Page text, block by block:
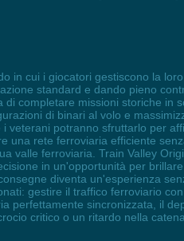
in cui i giocatori gestiscono la
standard e dando pieno
completare missioni storiche in
di binari al volo e
potranno sfruttarlo per
rete ferroviaria efficiente
valle ferroviaria. Train Valley
in un'opportunità per
diventa un'esperienza
gestire il traffico ferroviario
sincronizzata, il
critico o un ritardo nella